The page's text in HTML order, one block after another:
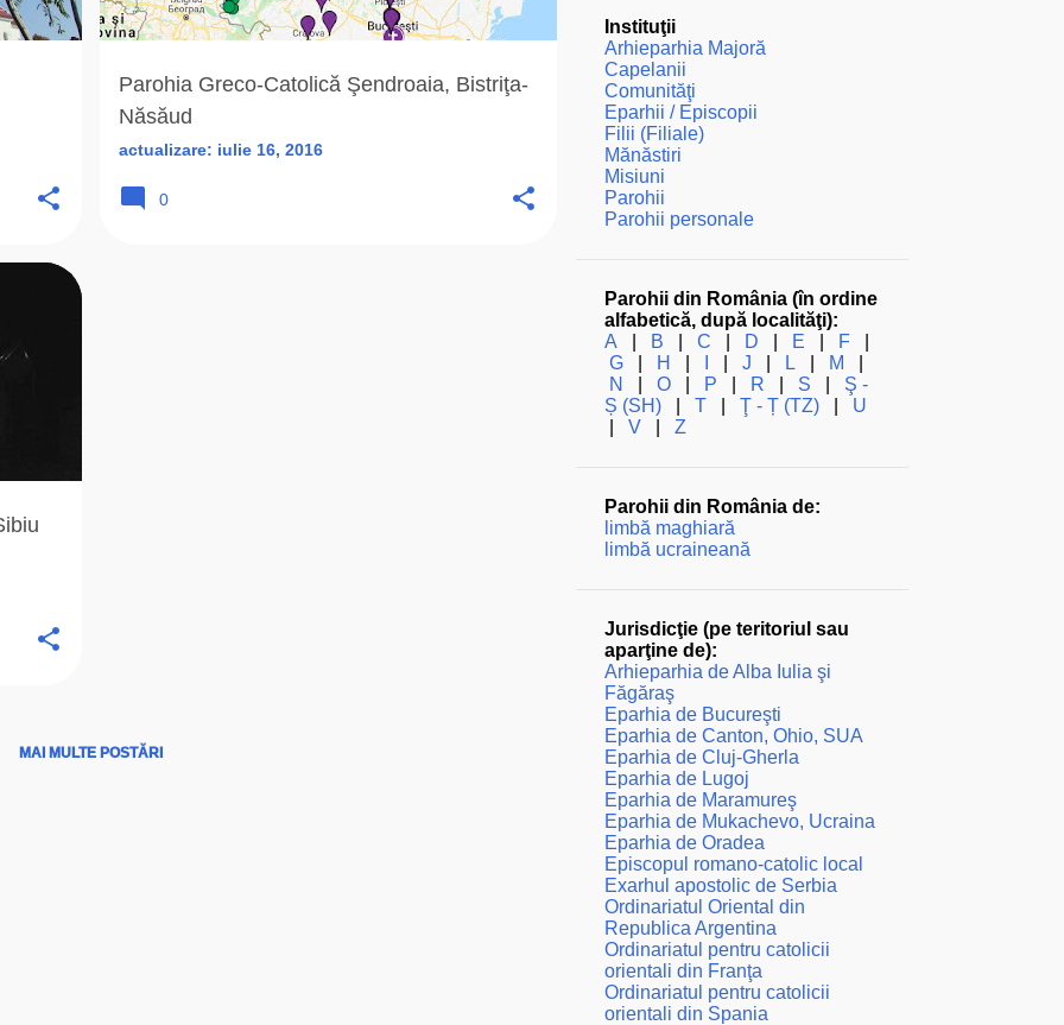
Parohia Greco-Catolică Şendroaia, Bistriţa-
Năsăud
actualizare: iulie 16, 2016
0
MAI MULTE POSTĂRI
Instituţii
Arhieparhia Majoră
Capelanii
Comunităţi
Eparhii / Episcopii
Filii (Filiale)
Mănăstiri
Misiuni
Parohii
Parohii personale
Parohii din România (în ordine
alfabetică, după localităţi):
A
B C D E F|
G| H J L M
N
O| P R S
Ş -
Ș (SH)| T| Ţ - Ț (TZ)| U
V| Z
Parohii din România de:
limbă maghiară
limbă ucraineană
Jurisdicţie (pe teritoriul sau
aparţine de):
Arhieparhia de Alba Iulia şi
Făgăraş
Eparhia de Bucureşti
Eparhia de Canton, Ohio, SUA
Eparhia de Cluj-Gherla
Eparhia de Lugoj
Eparhia de Maramureş
Eparhia de Mukachevo, Ucraina
Eparhia de Oradea
Episcopul romano-catolic local
Exarhul apostolic de Serbia
Ordinariatul Oriental din
Republica Argentina
Ordinariatul pentru catolicii
orientali din Franţa
Ordinariatul pentru catolicii
orientali din Spania